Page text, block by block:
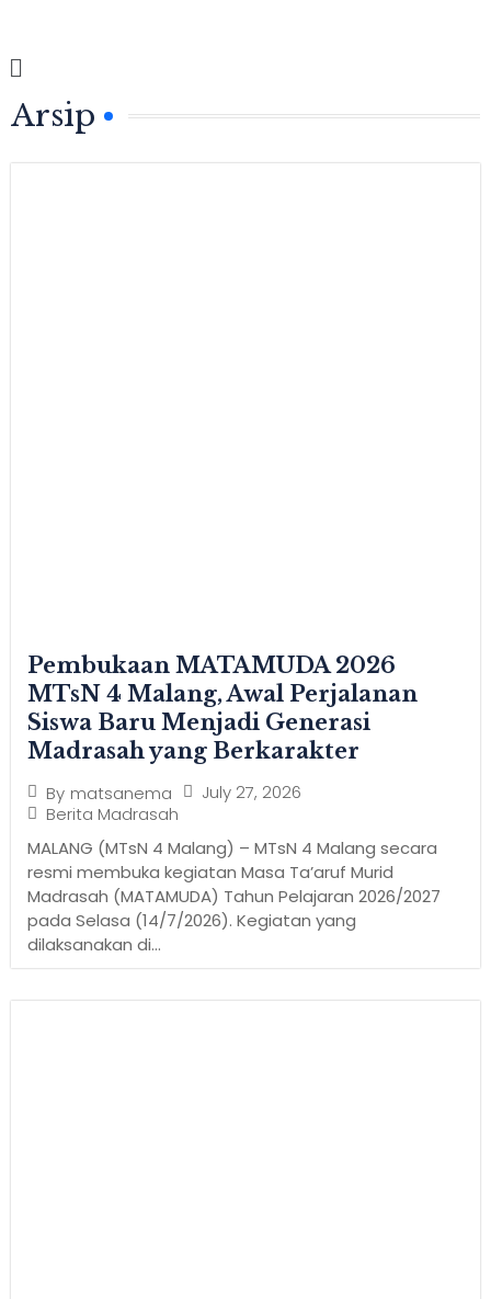
Arsip
Pembukaan MATAMUDA 2026
MTsN 4 Malang, Awal Perjalanan
Siswa Baru Menjadi Generasi
Madrasah yang Berkarakter
By matsanema
July 27, 2026
Berita Madrasah
MALANG (MTsN 4 Malang) – MTsN 4 Malang secara
resmi membuka kegiatan Masa Ta’aruf Murid
Madrasah (MATAMUDA) Tahun Pelajaran 2026/2027
pada Selasa (14/7/2026). Kegiatan yang
dilaksanakan di...